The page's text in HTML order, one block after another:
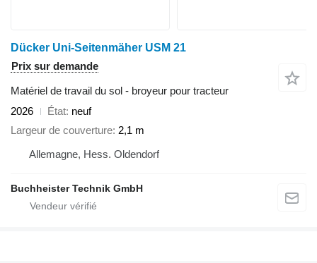
Dücker Uni-Seitenmäher USM 21
Prix sur demande
Matériel de travail du sol - broyeur pour tracteur
2026
État neuf
Largeur de couverture 2,1 m
Allemagne, Hess. Oldendorf
Buchheister Technik GmbH